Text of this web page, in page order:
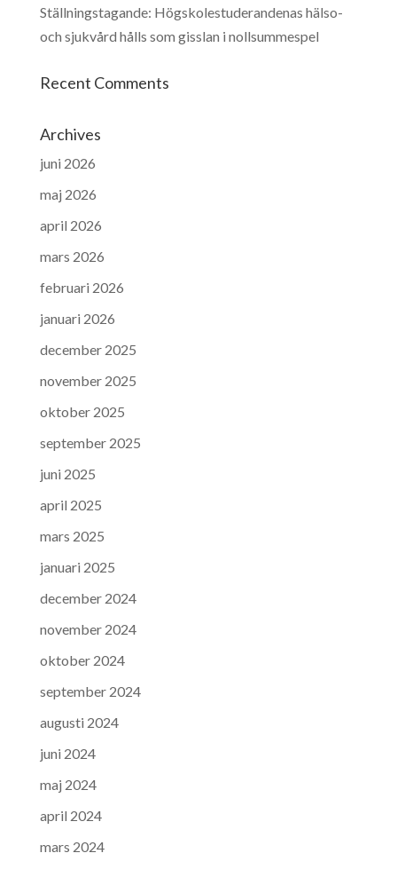
Ställningstagande: Högskolestuderandenas hälso-
och sjukvård hålls som gisslan i nollsummespel
Recent Comments
Archives
juni 2026
maj 2026
april 2026
mars 2026
februari 2026
januari 2026
december 2025
november 2025
oktober 2025
september 2025
juni 2025
april 2025
mars 2025
januari 2025
december 2024
november 2024
oktober 2024
september 2024
augusti 2024
juni 2024
maj 2024
april 2024
mars 2024